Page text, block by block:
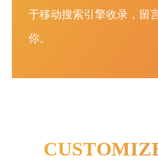
于移动搜索引擎收录，留
你。